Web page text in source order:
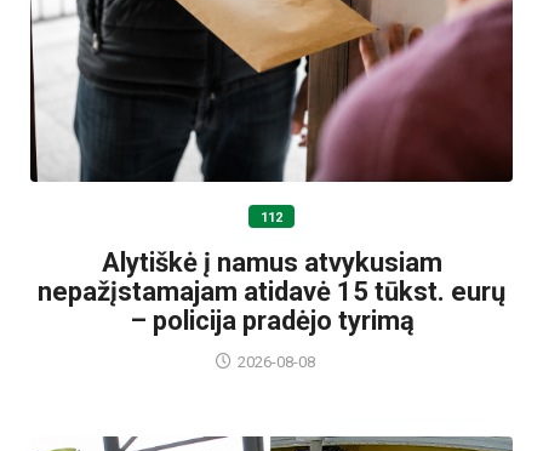
112
Alytiškė į namus atvykusiam
nepažįstamajam atidavė 15 tūkst. eurų
– policija pradėjo tyrimą
2026-08-08